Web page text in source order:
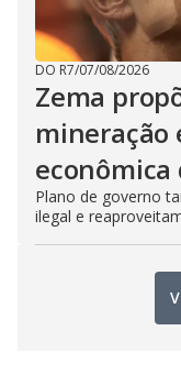
DO R7/07/08/2026
Zema
mineração
Plano de governo
ilegal e